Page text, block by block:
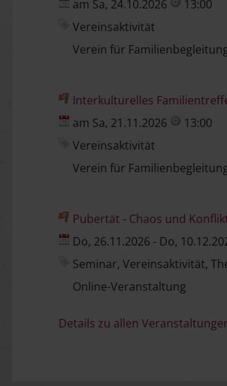
am Sa, 24.10.2026
13:00
Vereinsaktivität
Verein für
Interkulturelles
am Sa, 21.11.2026
13:00
Vereinsaktivität
Verein für
Pubertät - Chaos und
Do, 26.11.2026 - Do,
Seminar, Vereinsaktivität,
Online-Veranstaltung
Details zu allen